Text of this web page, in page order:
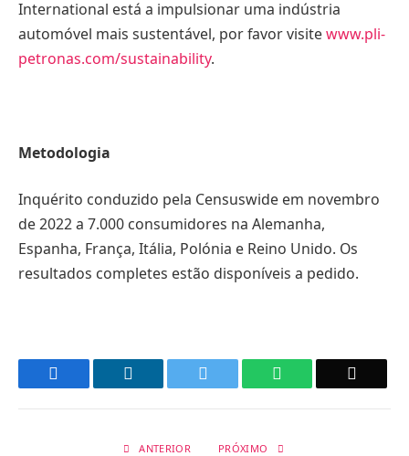
International está a impulsionar uma indústria
automóvel mais sustentável, por favor visitewww.pli-
petronas.com/sustainability.
Metodologia
Inquérito conduzido pela Censuswide em novembro
de 2022 a 7.000 consumidores na Alemanha,
Espanha, França, Itália, Polónia e Reino Unido. Os
resultados completes estão disponíveis a pedido.
WhatsApp
ANTERIOR PRÓXIMO